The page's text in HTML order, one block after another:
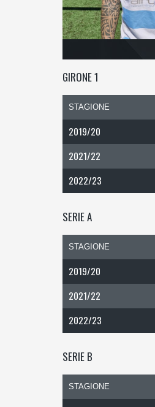
GIRONE 1
STAGIONE
2019/20
2021/22
2022/23
SERIE A
STAGIONE
2019/20
2021/22
2022/23
SERIE B
STAGIONE